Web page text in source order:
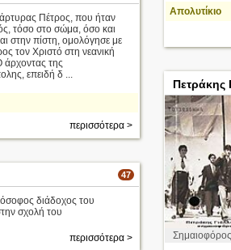
Απολυτίκιο
Πέτρος, που ήταν
τόσο στο σώμα, όσο και
στην πίστη, ομολόγησε με
τον Χριστό στη νεανική
άρχοντας της
επειδή δ ...
περισσότερα >
Πετράκης
Σημαιοφόρος
47
διάδοχος του
σχολή του
περισσότερα >